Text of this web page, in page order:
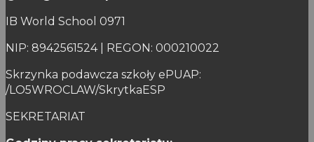
IB World School 0971
NIP: 8942561524 | REGON: 000210022
Skrzynka podawcza szkoły ePUAP:
/LO5WROCLAW/SkrytkaESP
SEKRETARIAT